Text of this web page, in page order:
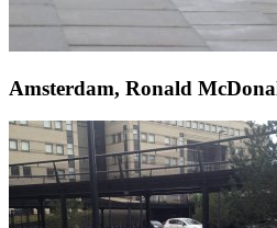
Amsterdam, Ronald